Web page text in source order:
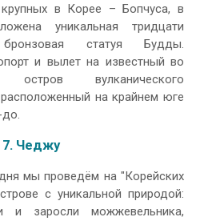
в Корее – Бопчуса, в
уникальная тридцати
бронзовая статуя Будды.
и вылет на известный во
вулканического
на крайнем юге
7. Чеджу
мы проведём на "Корейских
с уникальной природой:
и заросли можжевельника,